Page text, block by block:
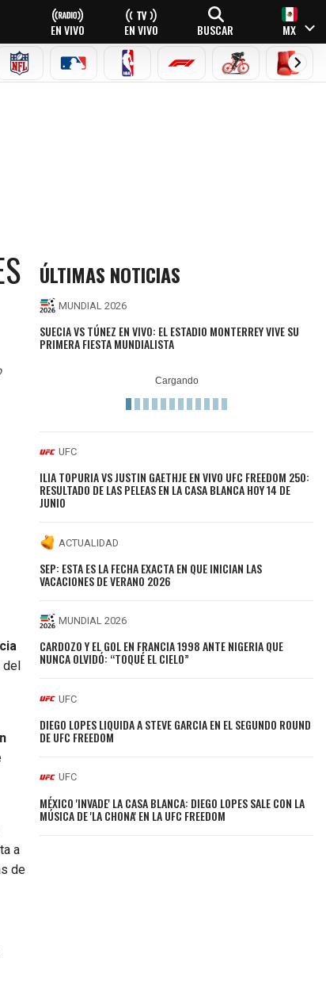
EN VIVO EN VIVO BUSCAR MX
NFL MLB NBA FÓRMULA 1CICLISMOBOXEO
a
de
ÚLTIMAS NOTICIAS
MUNDIAL 2026
SUECIA VS TÚNEZ EN VIVO: EL ESTADIO MONTERREY VIVE SU
PRIMERA FIESTA MUNDIALISTA
UFC
ILIA TOPURIA VS JUSTIN GAETHJE EN VIVO UFC FREEDOM 250:
RESULTADO DE LAS PELEAS EN LA CASA BLANCA HOY 14 DE
JUNIO
ACTUALIDAD
SEP: ESTA ES LA FECHA EXACTA EN QUE INICIAN LAS
VACACIONES DE VERANO 2026
MUNDIAL 2026
CARDOZO Y EL GOL EN FRANCIA 1998 ANTE NIGERIA QUE
NUNCA OLVIDÓ: “TOQUÉ EL CIELO”
UFC
DIEGO LOPES LIQUIDA A STEVE GARCIA EN EL SEGUNDO ROUND
DE UFC FREEDOM
UFC
MÉXICO 'INVADE' LA CASA BLANCA: DIEGO LOPES SALE CON LA
MÚSICA DE 'LA CHONA' EN LA UFC FREEDOM